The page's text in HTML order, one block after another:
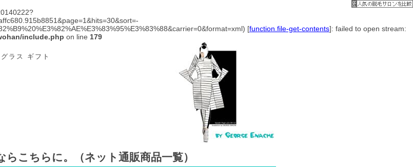
[function.file-get-contents]: failed to open stream:
include.php on line 179
ラス ギフト
こちらに。（ネット通販商品一覧）